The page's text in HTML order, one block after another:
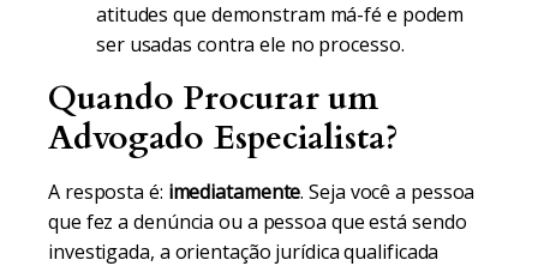
atitudes que demonstram má-fé e podem
ser usadas contra ele no processo.
Quando Procurar um
Advogado Especialista?
A resposta é: imediatamente. Seja você a pessoa
que fez a denúncia ou a pessoa que está sendo
investigada, a orientação jurídica qualificada